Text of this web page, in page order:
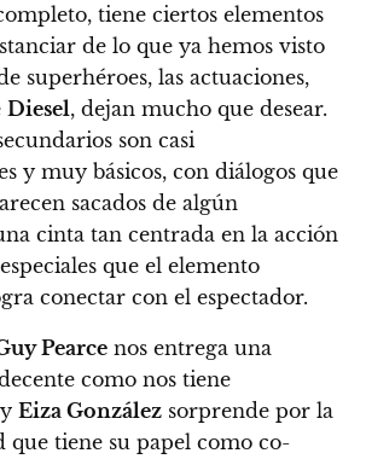
tiene ciertos elementos
de lo que ya hemos visto
superhéroes, las actuaciones,
Diesel, dejan mucho que desear.
son casi
y muy básicos, con diálogos que
sacados de algún
cinta tan centrada en la acción
que el elemento
conectar con el espectador.
Pearce nos entrega una
como nos tiene
Eiza González sorprende por la
que tiene su papel como co-